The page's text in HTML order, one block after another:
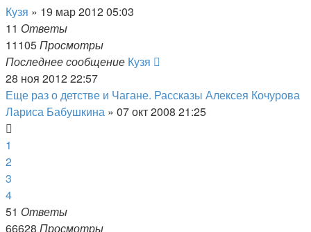
Кузя » 19 мар 2012 05:03
11 Ответы
11105Просмотры
Последнее сообщение Кузя
28 ноя 2012 22:57
Еще раз о детстве и Чагане. Рассказы Алексея Кочурова
Лариса Бабушкина » 07 окт 2008 21:25
1
2
3
4
51 Ответы
66628 Просмотры